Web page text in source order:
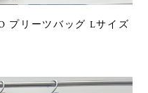
プリーツバッグ Lサイズ